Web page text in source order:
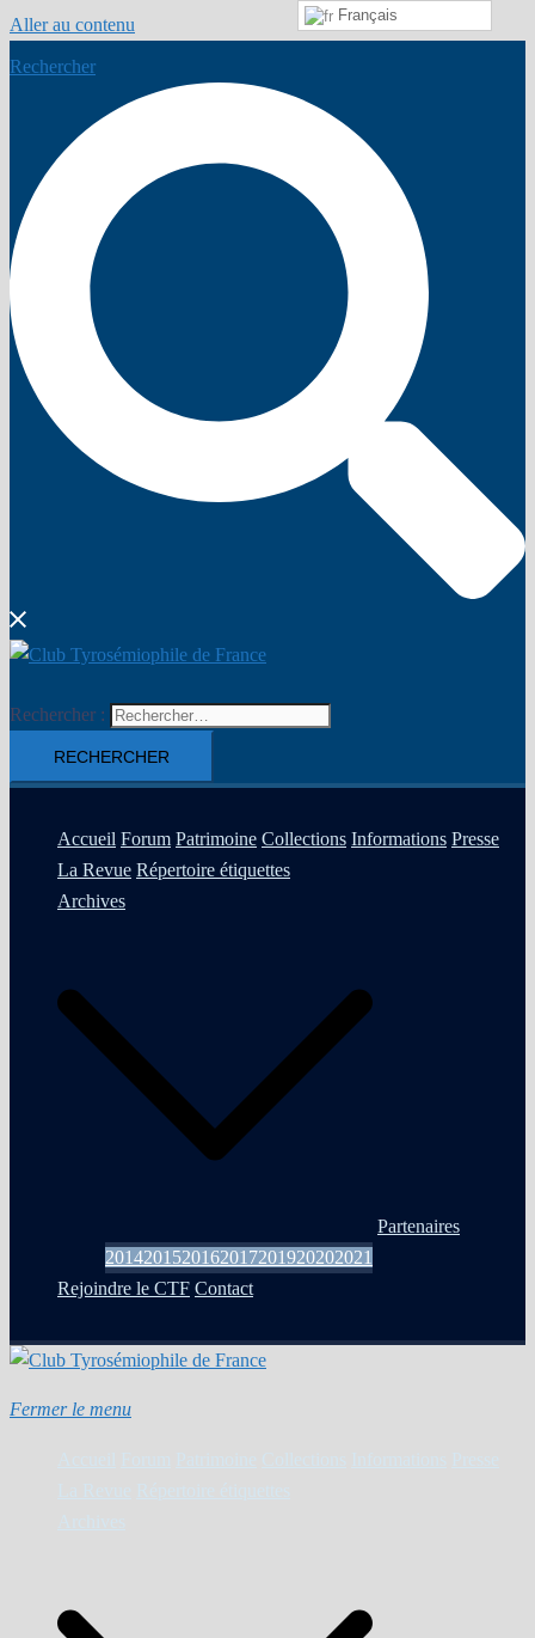
Aller au contenu
Rechercher
Rechercher :
Accueil Forum Patrimoine Collections Informations Presse
La Revue Répertoire étiquettes
Archives
2014201520162017201920202021
Partenaires
Rejoindre le CTF Contact
Fermer le menu
Français